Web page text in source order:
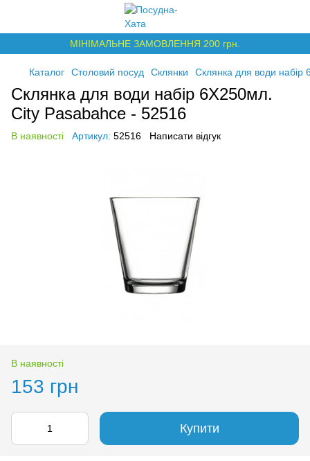
МІНІМАЛЬНЕ ЗАМОВЛЕННЯ 200 грн.
Каталог Столовий посуд Склянки Склянка для води
Склянка для води набір 6Х250мл.
City Pasabahce - 52516
В наявності Артикул: 52516 Написати відгук
В наявності
153 грн
Купити